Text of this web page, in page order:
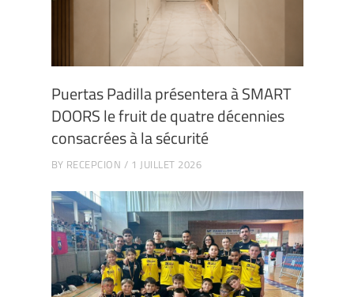
Puertas Padilla présentera à SMART
DOORS le fruit de quatre décennies
consacrées à la sécurité
BY RECEPCION 1 JUILLET 2026